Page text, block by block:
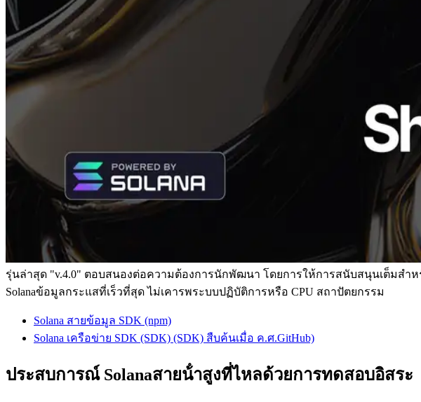
รุ่นล่าสุด "v.4.0" ตอบสนองต่อความต้องการนักพัฒนา โดยการให้การสนับสนุนเต็มสํ
Solanaข้อมูลกระแสที่เร็วที่สุด ไม่เคารพระบบปฏิบัติการหรือ CPU สถาปัตยกรรม
Solana สายข้อมูล SDK (npm)
Solana เครือข่าย SDK (SDK) (SDK) สืบค้นเมื่อ ค.ศ.GitHub)
ประสบการณ์ Solanaสายน้ําสูงที่ไหลด้วยการทดสอบอิสระ